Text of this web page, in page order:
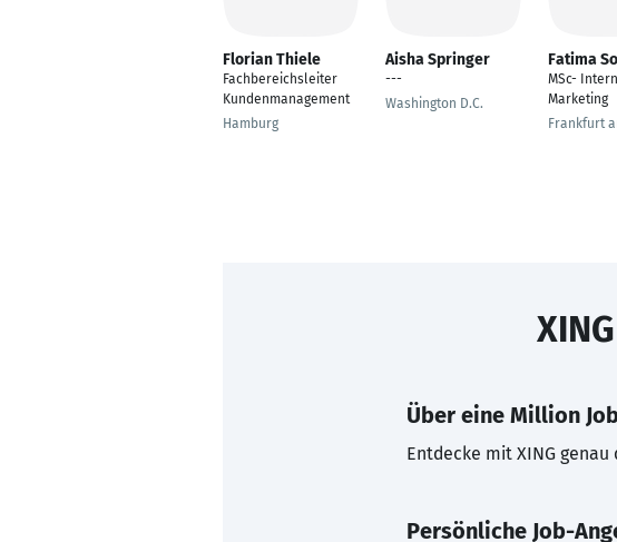
Florian Thiele
Fachbereichsleiter
Kundenmanagement
Hamburg
Aisha Springer
---
Washington D.C.
Fatima
MSc-
Marketing
Frankfurt
Über eine Million
Entdecke mit XING
Persönliche Job-